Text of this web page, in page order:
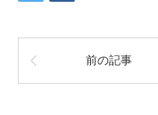
前の記事